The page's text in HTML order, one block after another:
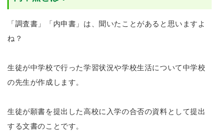
「調査書」「内申書」は、聞いたことがあると思いますよ
ね？
生徒が中学校で行った学習状況や学校生活について中学校
の先生が作成します。
生徒が願書を提出した高校に入学の合否の資料として提出
する文書のことです。